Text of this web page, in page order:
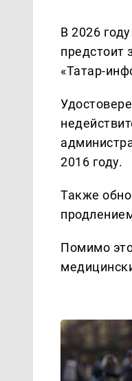
В 2026
предстоит
«Татар-
2016 году.
Также
Помимо